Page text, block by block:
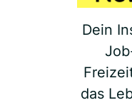
Dein
das